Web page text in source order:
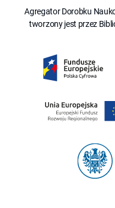
Agregator Dorobku
tworzony jest przez